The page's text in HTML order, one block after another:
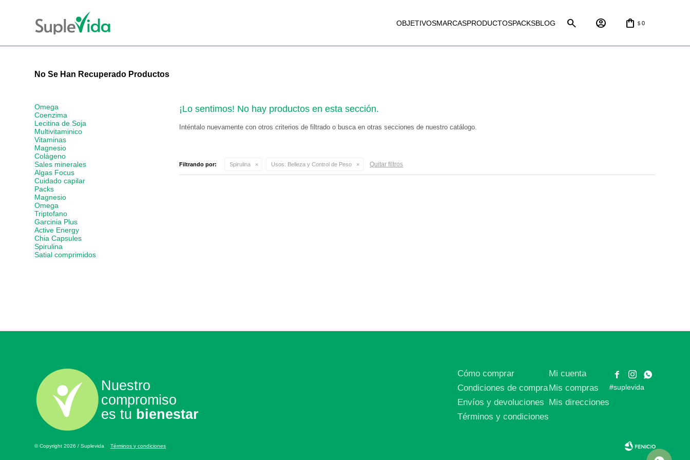
OBJETIVOSMARCASPRODUCTOSPACKSBLOG $ 0
No Se Han Recuperado Productos
¡Lo sentimos! No hay productos en esta sección.
Inténtalo nuevamente con otros criterios de filtrado o busca en otras secciones de nuestro catálogo.
Filtrando por: Spirulina Usos: Belleza y Control de Peso Quitar filtros
Omega
Coenzima
Lecitina de Soja
Multivitaminico
Vitaminas
Magnesio
Colágeno
Sales minerales
Algas Focus
Cuidado capilar
Packs
Magnesio
Omega
Triptofano
Garcinia Plus
Active Energy
Chia Capsules
Spirulina
Satial comprimidos
Nuestro
compromiso
es tu bienestar
Cómo comprar
Condiciones de compra
Envíos y devoluciones
Términos y condiciones
Mi cuenta
Mis compras
Mis direcciones
 

#suplevida
© Copyright 2026 / SuplevidaTérminos y condiciones